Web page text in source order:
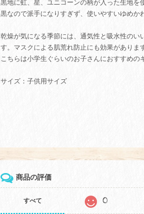
黒地に虹、星、ユニコーンの柄が入った生地を
黒なので派手になりすぎず、使いやすいゆめか
乾燥が気になる季節には、通気性と吸水性のい
す。マスクによる肌荒れ防止にも効果がありま
こちらは小学生ぐらいのお子さんにおすすめの
サイズ：子供用サイズ
商品の評価
すべて 0